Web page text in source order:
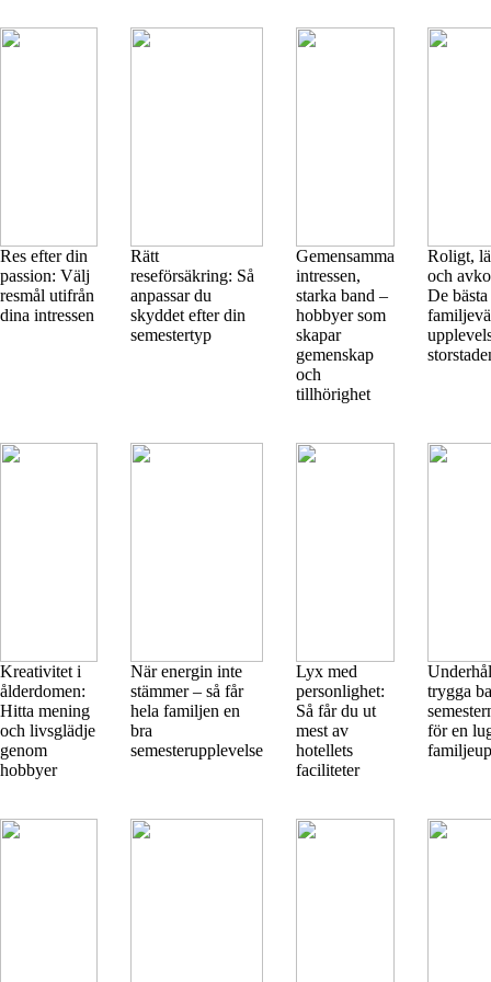
Res efter din
passion: Välj
resmål utifrån
dina intressen
Rätt
reseförsäkring: Så
anpassar du
skyddet efter din
semestertyp
Gemensamma
intressen,
starka band –
hobbyer som
skapar
gemenskap
och
tillhörighet
Roligt,
och
De bästa
Kreativitet i
ålderdomen:
Hitta mening
och livsglädje
genom
hobbyer
När energin inte
stämmer – så får
hela familjen en
bra
semesterupplevelse
Lyx med
personlighet:
Så får du ut
mest av
hotellets
faciliteter
trygga
för en